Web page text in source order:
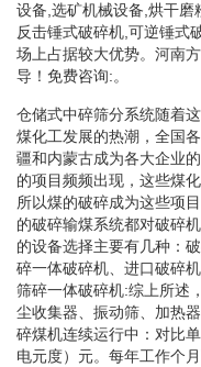
设备,选矿机械设备,烘干磨
反击锤式破碎机,可逆锤式
场上占据较大优势。河南
导！免费咨询:。
仓储式中碎筛分系统随着
煤化工发展的热潮，全国
疆和内蒙古成为各大企业
的项目频频出现，这些煤
所以煤的破碎成为这些项
的破碎输煤系统都对破碎
的设备选择主要有几种：
碎一体破碎机、进口破碎
筛碎一体破碎机:综上所述
尘收集器、振动筛、加热
碎煤机连续运行中：对比
电元度）元。每年工作个